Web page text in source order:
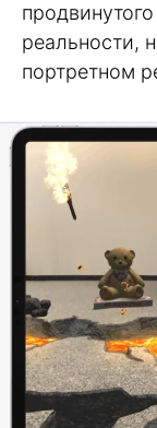
реальности,
портретном